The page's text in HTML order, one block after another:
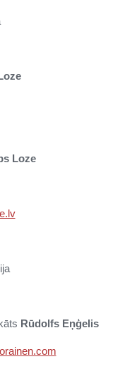
Loze
Rūdolfs Eņģelis